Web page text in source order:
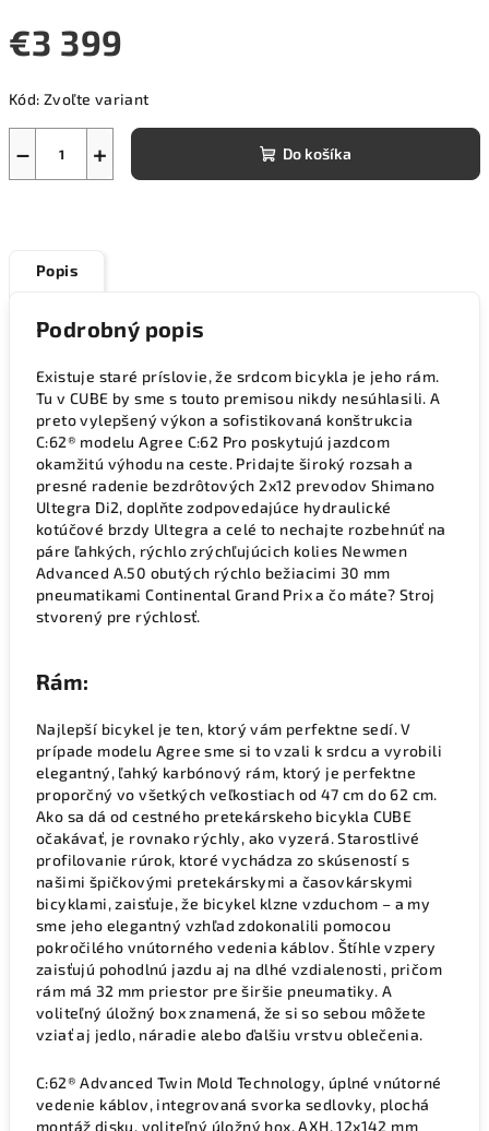
€3 399
cena:
Kód: Zvoľte variant
+
− Do košíka
Popis
Podrobný popis
Existuje staré príslovie, že srdcom bicykla je jeho rám.
Tu v CUBE by sme s touto premisou nikdy nesúhlasili. A
preto vylepšený výkon a sofistikovaná konštrukcia
C:62® modelu Agree C:62 Pro poskytujú jazdcom
okamžitú výhodu na ceste. Pridajte široký rozsah a
presné radenie bezdrôtových 2x12 prevodov Shimano
Ultegra Di2, doplňte zodpovedajúce hydraulické
kotúčové brzdy Ultegra a celé to nechajte rozbehnúť na
páre ľahkých, rýchlo zrýchľujúcich kolies Newmen
Advanced A.50 obutých rýchlo bežiacimi 30 mm
pneumatikami Continental Grand Prix a čo máte? Stroj
stvorený pre rýchlosť.
Rám:
Najlepší bicykel je ten, ktorý vám perfektne sedí. V
prípade modelu Agree sme si to vzali k srdcu a vyrobili
elegantný, ľahký karbónový rám, ktorý je perfektne
proporčný vo všetkých veľkostiach od 47 cm do 62 cm.
Ako sa dá od cestného pretekárskeho bicykla CUBE
očakávať, je rovnako rýchly, ako vyzerá. Starostlivé
profilovanie rúrok, ktoré vychádza zo skúseností s
našimi špičkovými pretekárskymi a časovkárskymi
bicyklami, zaisťuje, že bicykel klzne vzduchom – a my
sme jeho elegantný vzhľad zdokonalili pomocou
pokročilého vnútorného vedenia káblov. Štíhle vzpery
zaisťujú pohodlnú jazdu aj na dlhé vzdialenosti, pričom
rám má 32 mm priestor pre širšie pneumatiky. A
voliteľný úložný box znamená, že si so sebou môžete
vziať aj jedlo, náradie alebo ďalšiu vrstvu oblečenia.
C:62® Advanced Twin Mold Technology, úplné vnútorné
vedenie káblov, integrovaná svorka sedlovky, plochá
montáž disku, voliteľný úložný box, AXH, 12x142 mm